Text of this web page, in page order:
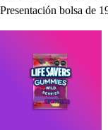
Presentación bolsa de